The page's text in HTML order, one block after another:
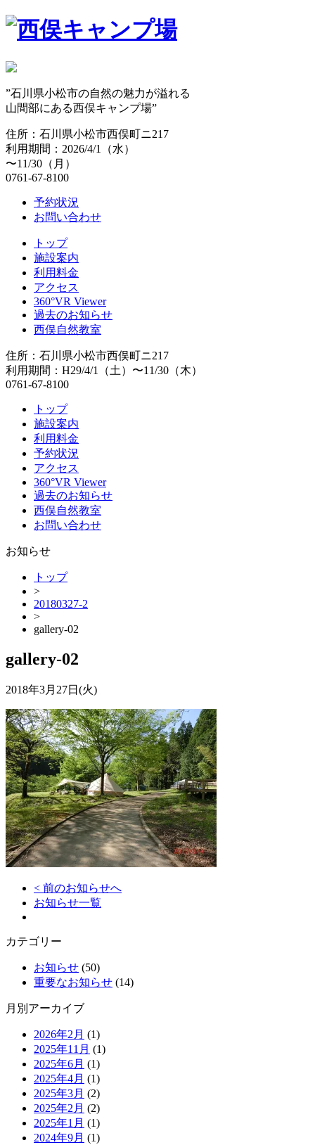
”石川県小松市の自然の魅力が溢れる
山間部にある西俣キャンプ場”
住所：石川県小松市西俣町ニ217
利用期間：2026/4/1（水）
〜11/30（月）
0761-67-8100
予約状況
お問い合わせ
トップ
施設案内
利用料金
アクセス
360°VR Viewer
過去のお知らせ
西俣自然教室
住所：石川県小松市西俣町ニ217
利用期間：H29/4/1（土）〜11/30（木）
0761-67-8100
トップ
施設案内
利用料金
予約状況
アクセス
360°VR Viewer
過去のお知らせ
西俣自然教室
お問い合わせ
お知らせ
トップ
>
20180327-2
>
gallery-02
gallery-02
2018年3月27日(火)
< 前のお知らせへ
お知らせ一覧
カテゴリー
お知らせ (50)
重要なお知らせ (14)
月別アーカイブ
2026年2月 (1)
2025年11月 (1)
2025年6月 (1)
2025年4月 (1)
2025年3月 (2)
2025年2月 (2)
2025年1月 (1)
2024年9月 (1)